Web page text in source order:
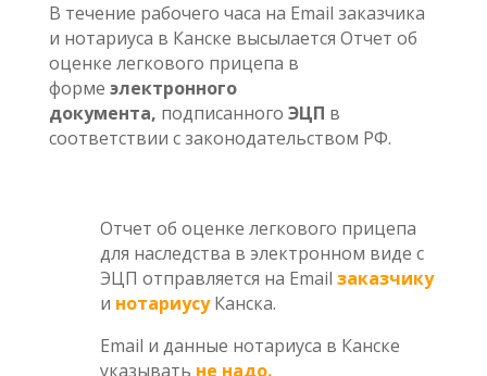
В течение рабочего часа на Email заказчика
и нотариуса в Канске высылается Отчет об
оценке легкового прицепа в
форме электронного
документа, подписанного ЭЦП в
соответствии с законодательством РФ.
Отчет об оценке легкового прицепа
для наследства в электронном виде с
ЭЦП отправляется на Email заказчику
и нотариусуКанска.
Email и данные нотариуса в Канске
указывать не надо.